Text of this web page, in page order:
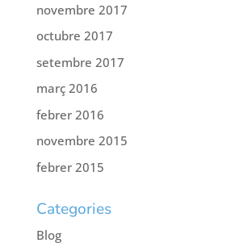
novembre 2017
octubre 2017
setembre 2017
març 2016
febrer 2016
novembre 2015
febrer 2015
Categories
Blog